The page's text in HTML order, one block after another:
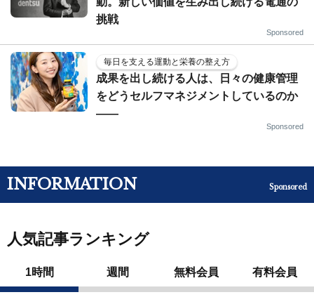
挑戦
Sponsored
毎日を支える運動と栄養の整え方
成果を出し続ける人は、日々の健康管理
をどうセルフマネジメントしているのか
——
Sponsored
INFORMATION Sponsored
人気記事ランキング
1時間 週間 無料会員 有料会員